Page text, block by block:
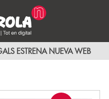
ESTRENA NUEVA WEB